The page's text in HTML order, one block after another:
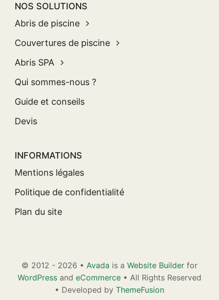
NOS SOLUTIONS
Abris de piscine
Couvertures de piscine
Abris SPA
Qui sommes-nous ?
Guide et conseils
Devis
INFORMATIONS
Mentions légales
Politique de confidentialité
Plan du site
© 2012 - 2026 • Avada is a Website Builder for
WordPress and eCommerce • All Rights Reserved
• Developed by ThemeFusion